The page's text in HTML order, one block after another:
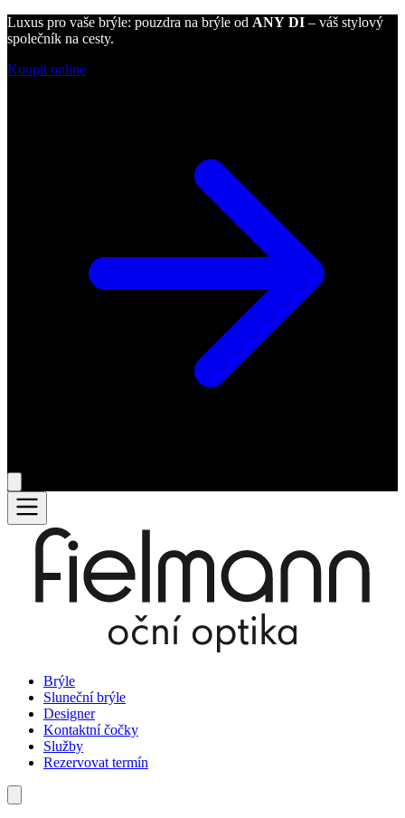
Luxus pro vaše brýle: pouzdra na brýle od ANY DI – váš stylový
společník na cesty.
Koupit online
Brýle
Sluneční brýle
Designer
Kontaktní čočky
Služby
Rezervovat termín